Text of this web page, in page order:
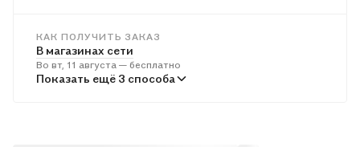
КАК ПОЛУЧИТЬ ЗАКАЗ
В магазинах сети
Во вт, 11 августа — бесплатно
В пунктах выдачи
Показать ещё 3 способа